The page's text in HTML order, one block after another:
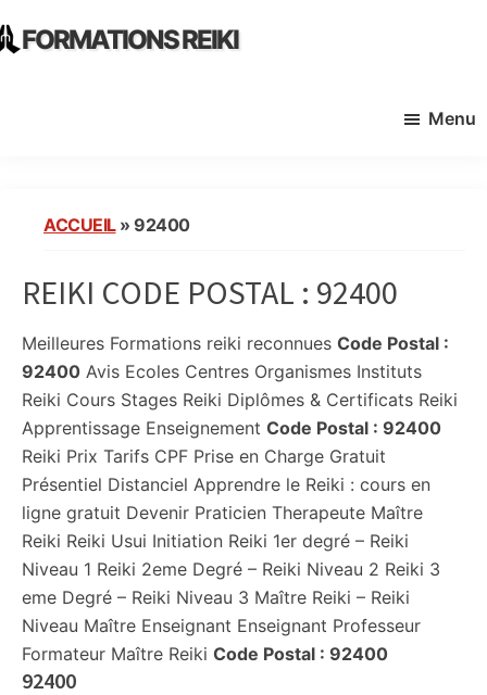
to
to FORMATIONS REIKI
Menu
ACCUEIL» 92400
REIKI CODE POSTAL : 92400
Meilleures Formations reiki reconnues Code Postal :
92400 Avis Ecoles Centres Organismes Instituts
Reiki Cours Stages Reiki Diplômes & Certificats Reiki
Apprentissage Enseignement Code Postal : 92400
Reiki Prix Tarifs CPF Prise en Charge Gratuit
Présentiel Distanciel Apprendre le Reiki : cours en
ligne gratuit Devenir Praticien Therapeute Maître
Reiki Reiki Usui Initiation Reiki 1er degré – Reiki
Niveau 1 Reiki 2eme Degré – Reiki Niveau 2 Reiki 3
eme Degré – Reiki Niveau 3 Maître Reiki – Reiki
Niveau Maître Enseignant Enseignant Professeur
Formateur Maître Reiki Code Postal : 92400
92400